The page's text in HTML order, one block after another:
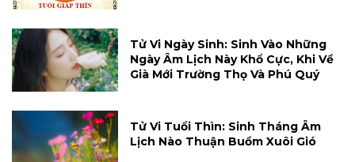
Tử Vi Ngày Sinh: Sinh Vào Những
Ngày Âm Lịch Này Khổ Cực, Khi Về
Già Mới Trường Thọ Và Phú Quý
Tử Vi Tuổi Thìn: Sinh Tháng Âm
Lịch Nào Thuận Buồm Xuôi Gió